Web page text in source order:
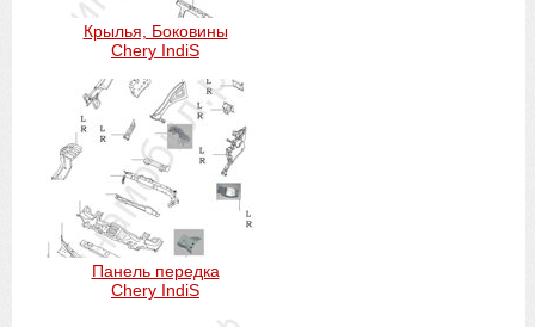
Крылья, Боковины
Chery IndiS
Панель передка
Chery IndiS